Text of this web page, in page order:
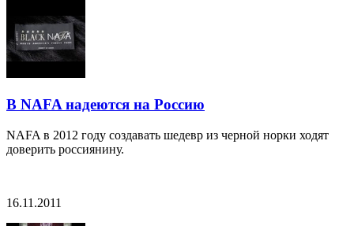
В NAFA надеются на Россию
NAFA в 2012 году создавать шедевр из черной норки ходят
доверить россиянину.
16.11.2011